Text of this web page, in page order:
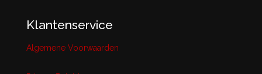
Klantenservice
Algemene Voorwaarden